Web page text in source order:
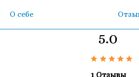
О себе
5.0
1 Отзывы